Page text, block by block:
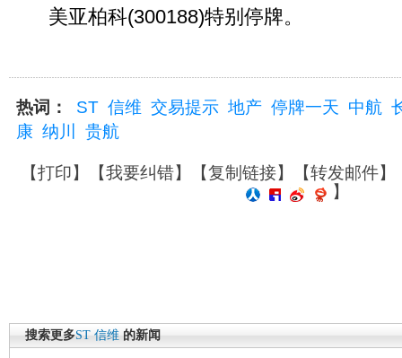
美亚柏科(300188)特别停牌。
热词： ST 信维 交易提示 地产 停牌一天 中航
康 纳川 贵航
【打印】【我要纠错】【复制链接】【转发邮件】
】
搜索更多ST 信维 的新闻